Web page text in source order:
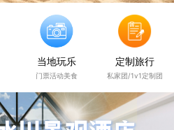
当地玩乐
门票活动美食
定制旅行
私家团/1v1定制团